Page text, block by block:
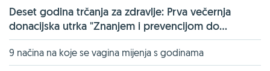
Deset godina trčanja za zdravlje: Prva večernja
donacijska utrka "Znanjem i prevencijom do...
9 načina na koje se vagina mijenja s godinama